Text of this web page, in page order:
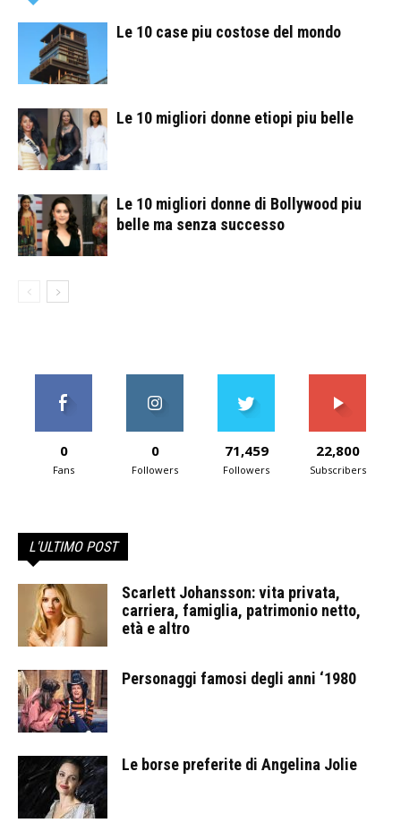
Le 10 case piu costose del mondo
Le 10 migliori donne etiopi piu belle
Le 10 migliori donne di Bollywood piu
belle ma senza successo
0
Fans
0
Followers
71,459
Followers
22,800
Subscribers
L'ULTIMO POST
Scarlett Johansson: vita privata,
carriera, famiglia, patrimonio netto,
età e altro
Personaggi famosi degli anni ‘1980
Le borse preferite di Angelina Jolie